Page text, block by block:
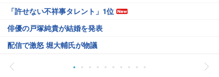
「許せない不祥事タレント」1位
俳優の戸塚純貴が結婚を発表
配信で激怒 堀大輔氏が物議